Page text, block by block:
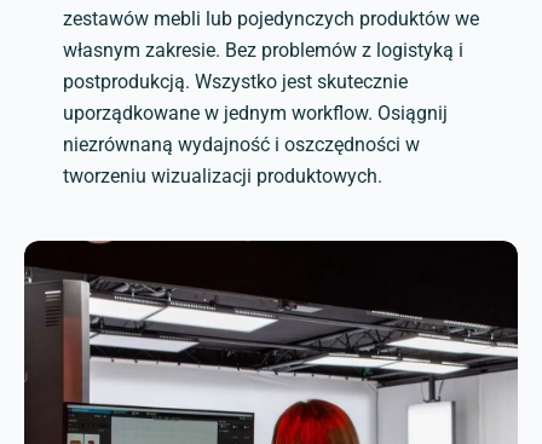
zestawów mebli lub pojedynczych produktów we
własnym zakresie. Bez problemów z logistyką i
postprodukcją. Wszystko jest skutecznie
uporządkowane w jednym workflow. Osiągnij
niezrównaną wydajność i oszczędności w
tworzeniu wizualizacji produktowych.